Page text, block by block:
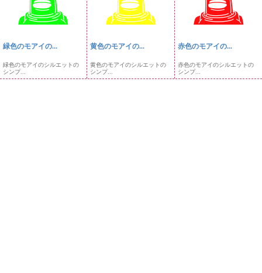
緑色のモアイの...
緑色のモアイのシルエットの
シンプ...
黄色のモアイの...
黄色のモアイのシルエットの
シンプ...
赤色のモアイの...
赤色のモアイのシルエットの
シンプ...